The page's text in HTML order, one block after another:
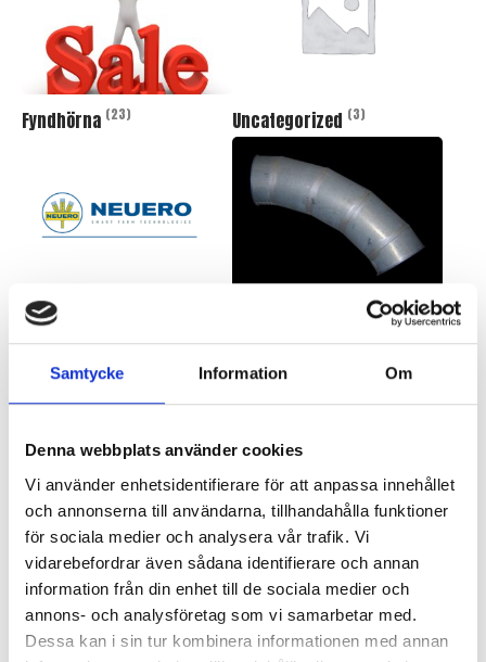
Samtycke Information Om
Denna webbplats använder cookies
Vi använder enhetsidentifierare för att anpassa innehållet
och annonserna till användarna, tillhandahålla funktioner
för sociala medier och analysera vår trafik. Vi
vidarebefordrar även sådana identifierare och annan
information från din enhet till de sociala medier och
annons- och analysföretag som vi samarbetar med.
Dessa kan i sin tur kombinera informationen med annan
Fyndhörna (23) Uncategorized (3)
Neuero Säilörehulaitteet
(35)
Putkien liitososat(1)
Neuero vilja(2) Muut tuotteet(25)